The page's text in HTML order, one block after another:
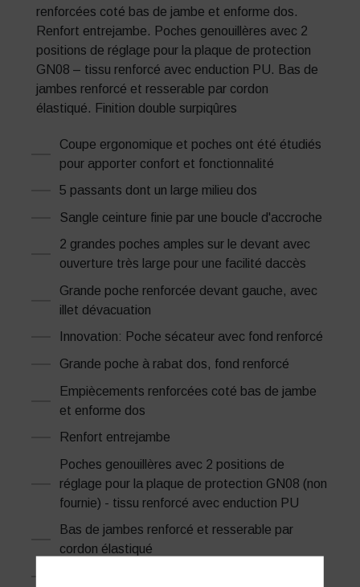
renforcées coté bas de jambe et enforme dos.
Renfort entrejambe. Poches genouillères avec 2
positions de réglage pour la plaque de protection
GN08 – tissu renforcé avec enduction PU. Bas de
jambes renforcé et resserable par cordon
élastiqué. Finition double surpiqûres
Coupe ergonomique et poches ont été étudiés
pour apporter confort et fonctionnalité
5 passants dont un large milieu dos
Sangle ceinture finie par une boucle d'accroche
2 grandes poches amples sur le devant avec
ouverture très large pour une facilité daccès
Grande poche renforcée devant gauche, avec
illet dévacuation
Innovation: Poche sécateur avec fond renforcé
Grande poche à rabat dos, fond renforcé
Empiècements renforcées coté bas de jambe
et enforme dos
Renfort entrejambe
Poches genouillères avec 2 positions de
réglage pour la plaque de protection GN08 (non
fournie) - tissu renforcé avec enduction PU
Bas de jambes renforcé et resserable par
cordon élastiqué